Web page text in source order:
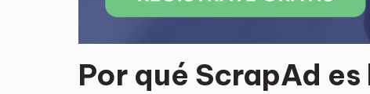
Por qué ScrapAd